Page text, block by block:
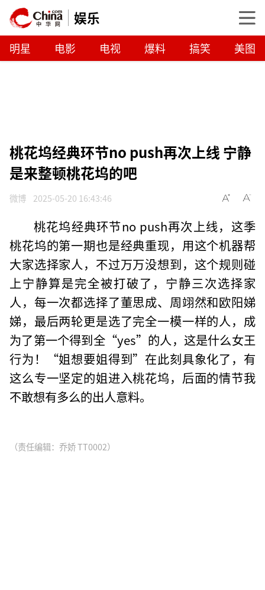
娱乐
明星 电影 电视 爆料 搞笑 美图
桃花坞经典环节no push再次上线 宁静
是来整顿桃花坞的吧
微博 2025-05-20 16:43:46
桃花坞经典环节no push再次上线，这季
桃花坞的第一期也是经典重现，用这个机器帮
大家选择家人，不过万万没想到，这个规则碰
上宁静算是完全被打破了，宁静三次选择家
人，每一次都选择了董思成、周翊然和欧阳娣
娣，最后两轮更是选了完全一模一样的人，成
为了第一个得到全“yes”的人，这是什么女王
行为！“姐想要姐得到”在此刻具象化了，有
这么专一坚定的姐进入桃花坞，后面的情节我
不敢想有多么的出人意料。
（责任编辑：乔娇 TT0002）